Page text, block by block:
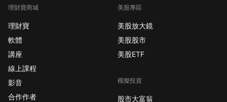
理財寶商城
理財寶
軟體
講座
線上課程
影音
合作作者
美股專區
美股放大鏡
美股股市
美股ETF
模擬投資
股市大富翁